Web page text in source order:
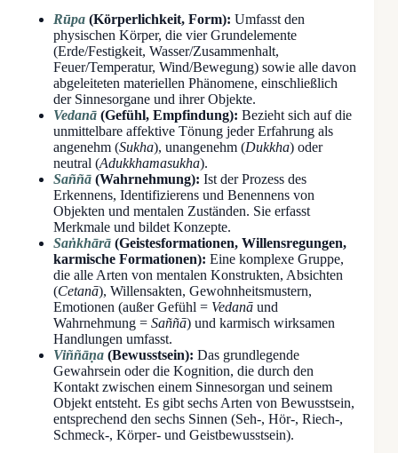
Rūpa (Körperlichkeit, Form): Umfasst den
physischen Körper, die vier Grundelemente
(Erde/Festigkeit, Wasser/Zusammenhalt,
Feuer/Temperatur, Wind/Bewegung) sowie alle davon
abgeleiteten materiellen Phänomene, einschließlich
der Sinnesorgane und ihrer Objekte.
Vedanā (Gefühl, Empfindung): Bezieht sich auf die
unmittelbare affektive Tönung jeder Erfahrung als
angenehm (Sukha), unangenehm (Dukkha) oder
neutral (Adukkhamasukha).
Saññā (Wahrnehmung): Ist der Prozess des
Erkennens, Identifizierens und Benennens von
Objekten und mentalen Zuständen. Sie erfasst
Merkmale und bildet Konzepte.
Saṅkhārā (Geistesformationen, Willensregungen,
karmische Formationen): Eine komplexe Gruppe,
die alle Arten von mentalen Konstrukten, Absichten
(Cetanā), Willensakten, Gewohnheitsmustern,
Emotionen (außer Gefühl = Vedanā und
Wahrnehmung = Saññā) und karmisch wirksamen
Handlungen umfasst.
Viññāṇa (Bewusstsein): Das grundlegende
Gewahrsein oder die Kognition, die durch den
Kontakt zwischen einem Sinnesorgan und seinem
Objekt entsteht. Es gibt sechs Arten von Bewusstsein,
entsprechend den sechs Sinnen (Seh-, Hör-, Riech-,
Schmeck-, Körper- und Geistbewusstsein).